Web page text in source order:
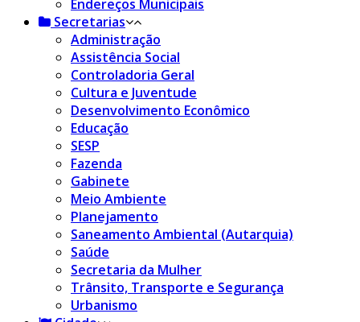
Endereços Municipais
Secretarias
Administração
Assistência Social
Controladoria Geral
Cultura e Juventude
Desenvolvimento Econômico
Educação
SESP
Fazenda
Gabinete
Meio Ambiente
Planejamento
Saneamento Ambiental (Autarquia)
Saúde
Secretaria da Mulher
Trânsito, Transporte e Segurança
Urbanismo